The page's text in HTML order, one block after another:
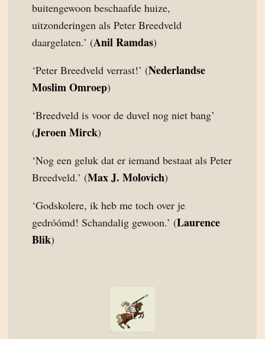
buitengewoon beschaafde huize,
uitzonderingen als Peter Breedveld
daargelaten.’ (Anil Ramdas)
‘Peter Breedveld verrast!’ (Nederlandse
Moslim Omroep)
‘Breedveld is voor de duvel nog niet bang’
(Jeroen Mirck)
‘Nog een geluk dat er iemand bestaat als Peter
Breedveld.’ (Max J. Molovich)
‘Godskolere, ik heb me toch over je
gedróómd! Schandalig gewoon.’ (Laurence
Blik)